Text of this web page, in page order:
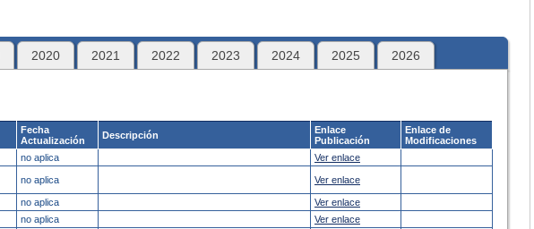
2020 2021 2022 2023 2024 2025 2026
Fecha
Actualización
Descripción
Enlace
Publicación
Enlace de
Modificaciones
no aplica Ver enlace
no aplica Ver enlace
no aplica
Ver enlace
no aplica Ver enlace